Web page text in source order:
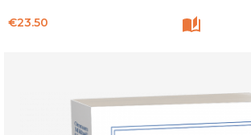
Price
€23.50